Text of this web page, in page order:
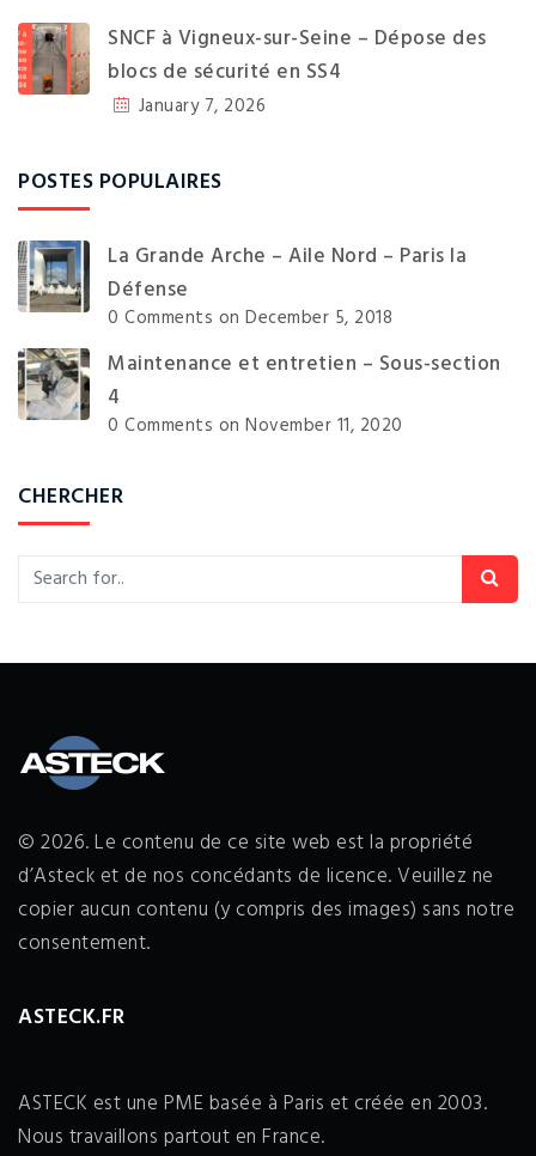
SNCF à Vigneux-sur-Seine – Dépose des
blocs de sécurité en SS4
January 7, 2026
POSTES POPULAIRES
La Grande Arche – Aile Nord – Paris la
Défense
0 Comments on December 5, 2018
Maintenance et entretien – Sous-section
4
0 Comments on November 11, 2020
CHERCHER
© 2026. Le contenu de ce site web est la propriété
d’Asteck et de nos concédants de licence. Veuillez ne
copier aucun contenu (y compris des images) sans notre
consentement.
ASTECK.FR
ASTECK est une PME basée à Paris et créée en 2003.
Nous travaillons partout en France.